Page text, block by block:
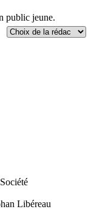
public jeune.
Libéreau